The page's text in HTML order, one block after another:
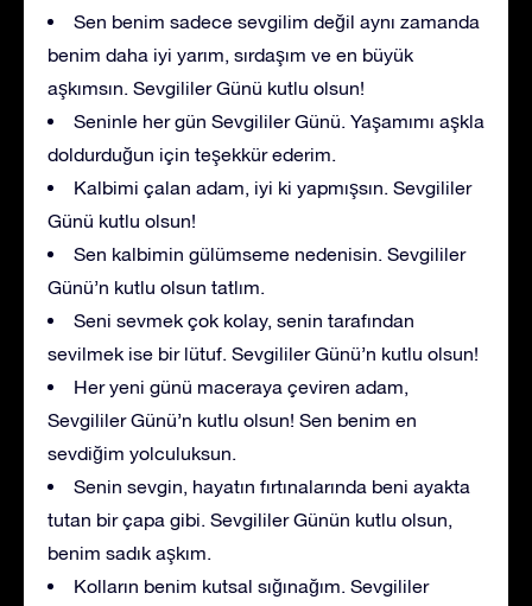
Sen benim sadece sevgilim değil aynı zamanda
benim daha iyi yarım, sırdaşım ve en büyük
aşkımsın. Sevgililer Günü kutlu olsun!
Seninle her gün Sevgililer Günü. Yaşamımı aşkla
doldurduğun için teşekkür ederim.
Kalbimi çalan adam, iyi ki yapmışsın. Sevgililer
Günü kutlu olsun!
Sen kalbimin gülümseme nedenisin. Sevgililer
Günü’n kutlu olsun tatlım.
Seni sevmek çok kolay, senin tarafından
sevilmek ise bir lütuf. Sevgililer Günü’n kutlu olsun!
Her yeni günü maceraya çeviren adam,
Sevgililer Günü’n kutlu olsun! Sen benim en
sevdiğim yolculuksun.
Senin sevgin, hayatın fırtınalarında beni ayakta
tutan bir çapa gibi. Sevgililer Günün kutlu olsun,
benim sadık aşkım.
Kolların benim kutsal sığınağım. Sevgililer